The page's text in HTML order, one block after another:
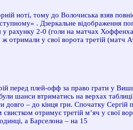
ноті, тому до Волочиська взяв
. Дзеркальне відображення
у рахунку 2-0 (голи на матчах
отримали у свої ворота третій (матч
перед плей-офф за право грати у
шанси втриматись на верхах
довго – до кінця гри. Спочатку
отримує третій м’яч у свої
а Барселона – на 15